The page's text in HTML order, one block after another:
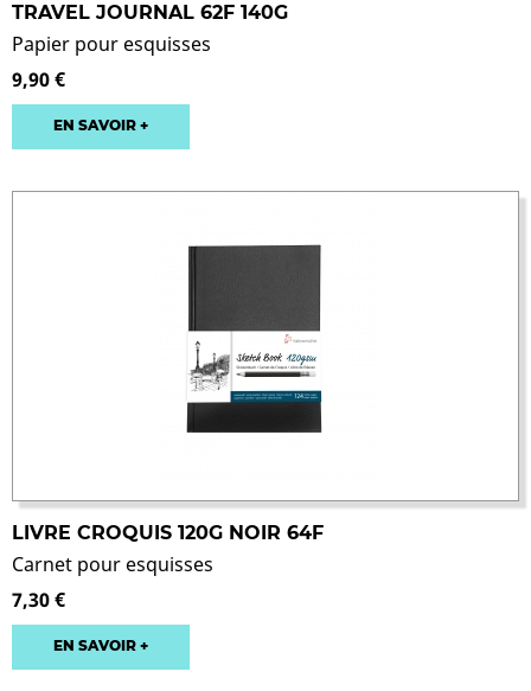
TRAVEL JOURNAL 62F 140G
Papier pour esquisses
9,90 €
EN SAVOIR +
LIVRE CROQUIS 120G NOIR 64F
Carnet pour esquisses
7,30 €
EN SAVOIR +